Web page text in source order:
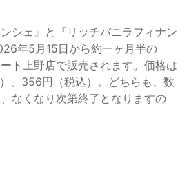
シェ』と『リッチバニラフィナン
年5月15日から約一ヶ月半の
ト上野店で販売されます。価格は
、356円（税込）。どちらも、数
なくなり次第終了となりますの